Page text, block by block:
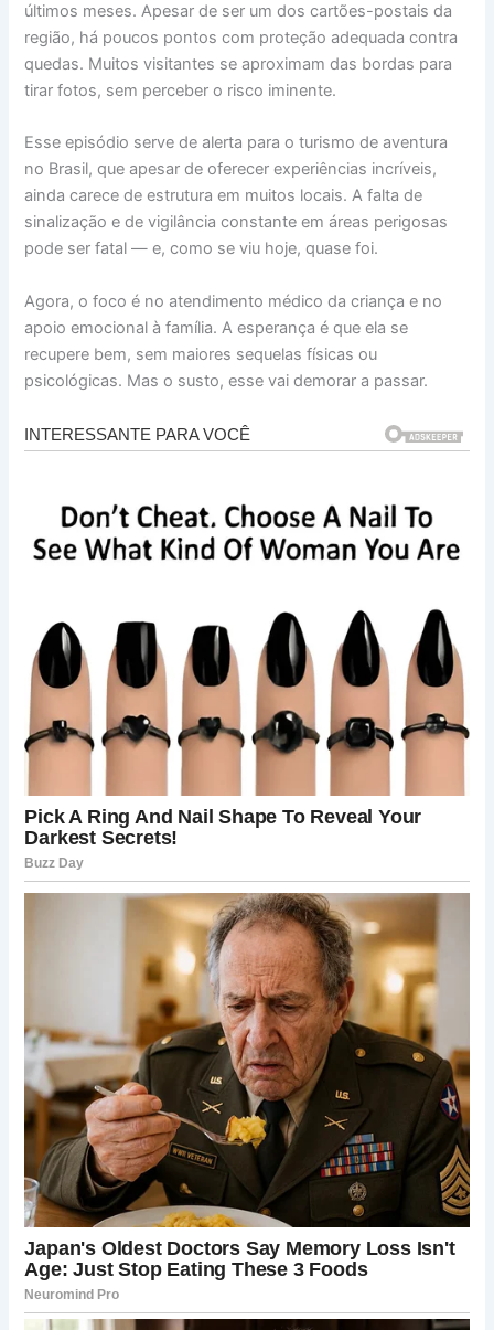
últimos meses. Apesar de ser um dos cartões-postais da
região, há poucos pontos com proteção adequada contra
quedas. Muitos visitantes se aproximam das bordas para
tirar fotos, sem perceber o risco iminente.
Esse episódio serve de alerta para o turismo de aventura
no Brasil, que apesar de oferecer experiências incríveis,
ainda carece de estrutura em muitos locais. A falta de
sinalização e de vigilância constante em áreas perigosas
pode ser fatal — e, como se viu hoje, quase foi.
Agora, o foco é no atendimento médico da criança e no
apoio emocional à família. A esperança é que ela se
recupere bem, sem maiores sequelas físicas ou
psicológicas. Mas o susto, esse vai demorar a passar.